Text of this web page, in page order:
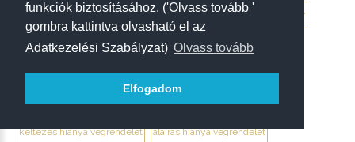
funkciók biztosításához. ('Olvass tovább '
gombra kattintva olvasható el az
Adatkezelési Szabályzat) Olvass tovább
Elfogadom
megtámadási nyilatkozat megtámadás elévülése 5 év ptk. 7:37
beszámíthatóság végrendelet
tévedés megtévesztés fenyegetés végrendelet
tisztességtelen befolyás gépírásos végrendelet tanúk
keltezés hiánya végrendelet aláírás hiánya végrendelet